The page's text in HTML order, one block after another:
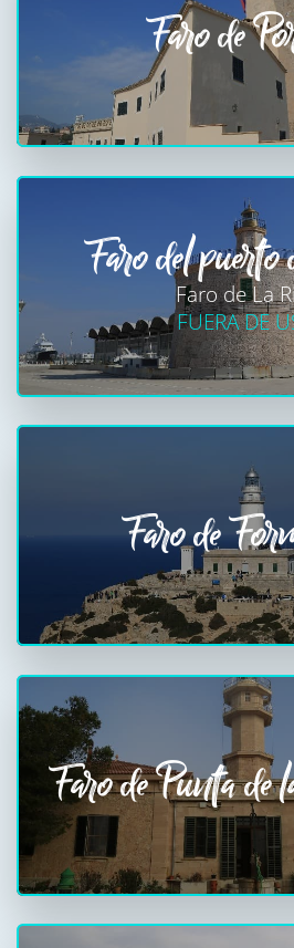
Faro de
Faro del
Faro de La
FUERA DE
Faro de
Faro de Punta de